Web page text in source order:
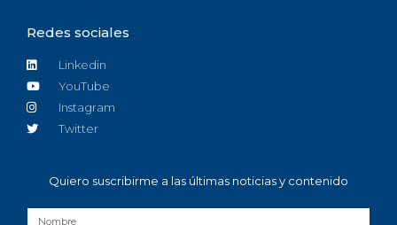
Redes sociales
Linkedin
YouTube
Instagram
Twitter
Quiero suscribirme a las últimas noticias y contenido